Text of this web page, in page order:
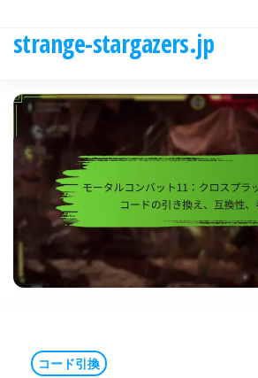
strange-stargazers.jp
コード引換